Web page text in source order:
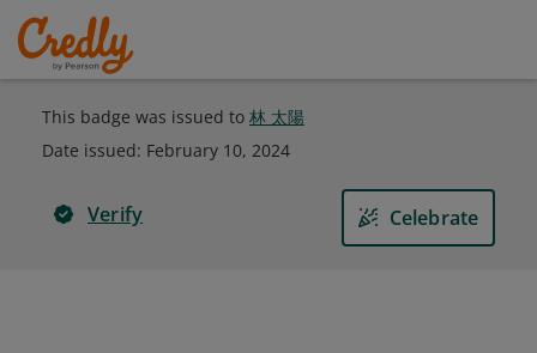
This badge was issued to 林 太陽
Date issued: February 10, 2024
Verify Celebrate